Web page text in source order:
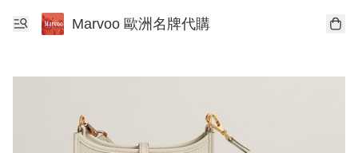
Marvoo 歐洲名牌代購